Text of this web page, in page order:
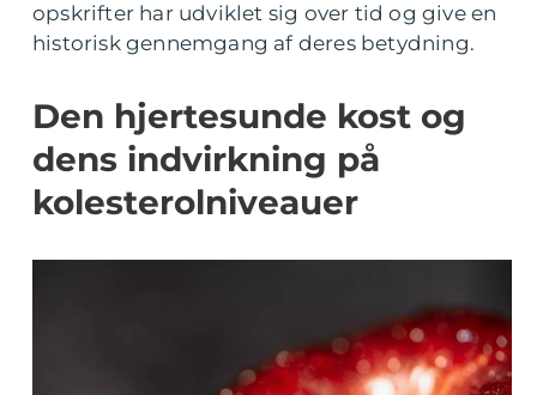
opskrifter har udviklet sig over tid og give en
historisk gennemgang af deres betydning.
Den hjertesunde kost og
dens indvirkning på
kolesterolniveauer